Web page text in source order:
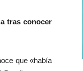
tras conocer
que «había